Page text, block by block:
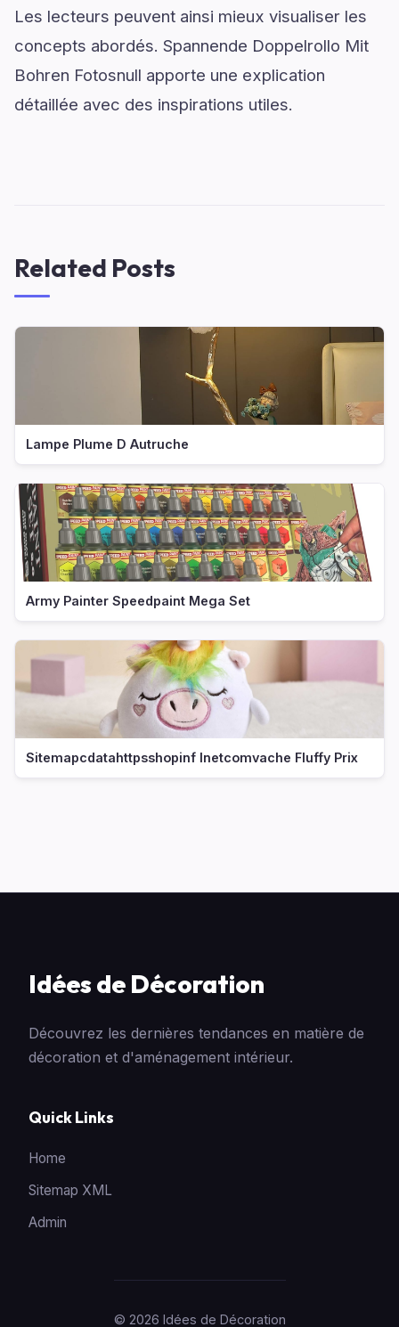
Les lecteurs peuvent ainsi mieux visualiser les
concepts abordés. Spannende Doppelrollo Mit
Bohren Fotosnull apporte une explication
détaillée avec des inspirations utiles.
Related Posts
Lampe Plume D Autruche
Army Painter Speedpaint Mega Set
Sitemapcdatahttpsshopinf Inetcomvache Fluffy Prix
Idées de Décoration
Découvrez les dernières tendances en matière de
décoration et d'aménagement intérieur.
Quick Links
Home
Sitemap XML
Admin
© 2026 Idées de Décoration